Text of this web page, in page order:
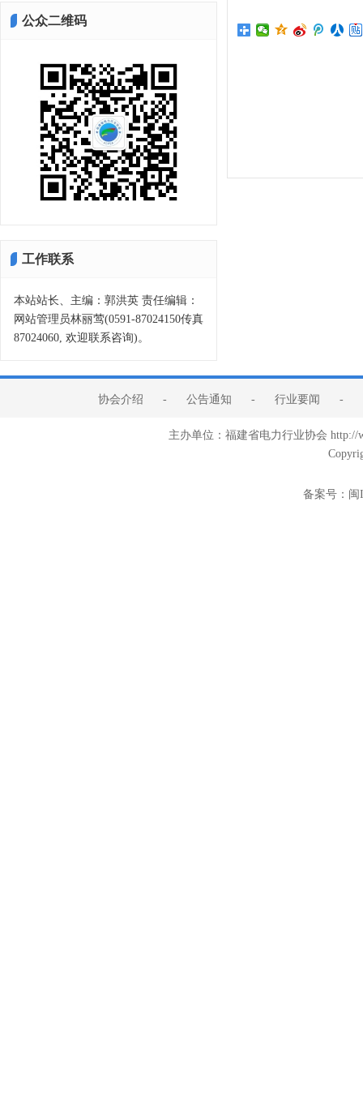
公众二维码
工作联系
本站站长、主编：郭洪英 责任编辑：
网站管理员林丽莺(0591-87024150传真
87024060, 欢迎联系咨询)。
协会介绍 - 公告通知 - 行业要闻 -
主办单位：福建省电力行业协会
备案号： 闽